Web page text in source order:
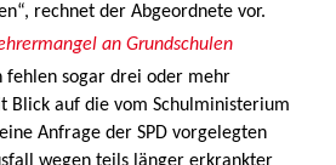
rechnet der Abgeordnete vor.
an Grundschulen
fehlen sogar drei oder mehr
Blick auf die vom Schulministerium
Anfrage der SPD vorgelegten